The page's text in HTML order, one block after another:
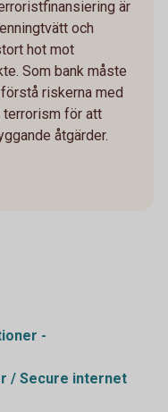
är
och
hot mot
Som bank måste
riskerna med
terrorism för att
åtgärder.
-
/ Secure internet